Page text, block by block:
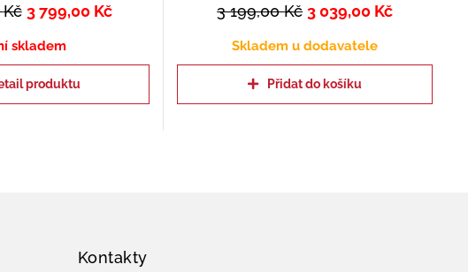
Kč 3 799,00 Kč
skladem
produktu
3 199,00Kč 3 039,00 Kč
Skladem u dodavatele
Přidat do košíku
Kontakty